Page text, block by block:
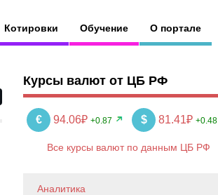
Котировки Обучение О портале
Курсы валют от ЦБ РФ
€ 94.06₽ +0.87 $ 81.41₽ +0.48
Все курсы валют по данным ЦБ РФ
Аналитика